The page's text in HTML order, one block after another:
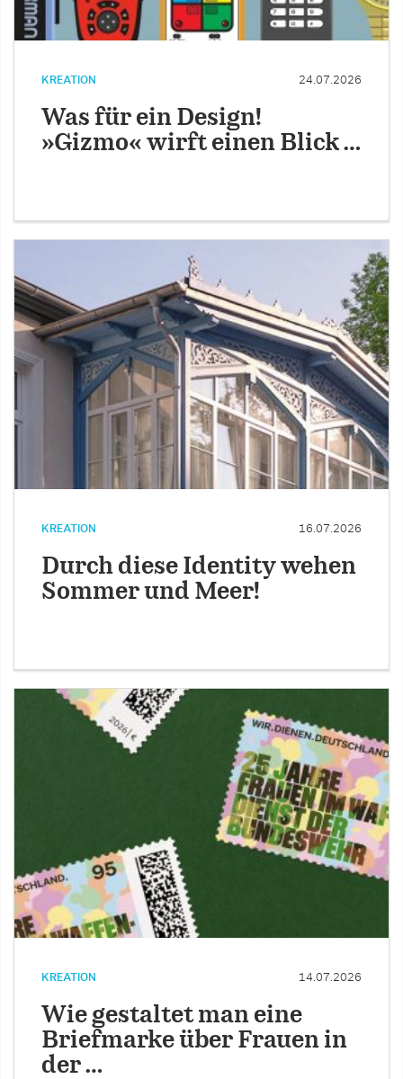
KREATION 24.07.2026
Was für ein Design!
»Gizmo« wirft einen Blick …
KREATION 16.07.2026
Durch diese Identity wehen
Sommer und Meer!
KREATION 14.07.2026
Wie gestaltet man eine
Briefmarke über Frauen in
der …